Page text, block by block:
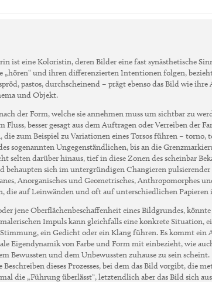
ist eine Koloristin, deren Bilder eine fast synästhetische
„hören“ und ihren differenzierten Intentionen folgen,
pastos, durchscheinend – prägt ebenso das Bild wie ihre
und Objekt.
der Form, welche sie annehmen muss um sichtbar zu
besser gesagt aus dem Auftragen oder Verreiben der
zum Beispiel zu Variationen eines Torsos führen – torno,
sogenannten Ungegenständlichen, bis an die
selten darüber hinaus, tief in diese Zonen des scheinbar
behaupten sich im untergründigen Changieren
Anorganisches und Geometrisches, Anthropomorphes
die auf Leinwänden und oft auf unterschiedlichen
jene Oberflächenbeschaffenheit eines Bildgrundes,
Impuls kann gleichfalls eine konkrete Situation,
ein Gedicht oder ein Klang führen. Es kommt ein
Eigendynamik von Farbe und Form mit einbezieht, wie
Bewussten und dem Unbewussten zuhause zu sein scheint.
dieses Prozesses, bei dem das Bild vorgibt, die
die „Führung überlässt“, letztendlich aber das Bild sich